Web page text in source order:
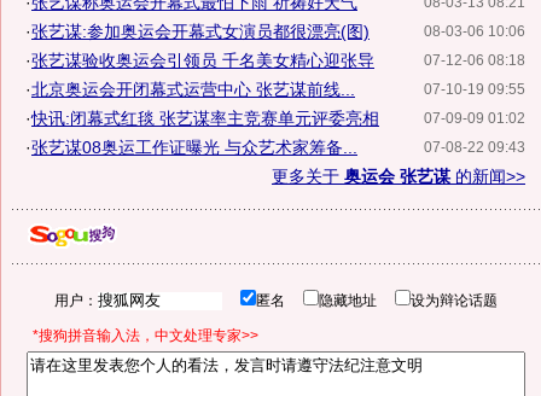
08-03-06 10:06
·张艺谋:参加奥运会开幕式女演员都很漂亮(图)
07-12-06 08:18
·张艺谋验收奥运会引领员 千名美女精心迎张导
07-10-19 09:55
·北京奥运会开闭幕式运营中心 张艺谋前线...
07-09-09 01:02
·快讯:闭幕式红毯 张艺谋率主竞赛单元评委亮相
07-08-22 09:43
·张艺谋08奥运工作证曝光 与众艺术家筹备...
更多关于 奥运会 张艺谋的新闻>>
用户： 匿名 隐藏地址 设为辩论话题
*搜狗拼音输入法，中文处理专家>>